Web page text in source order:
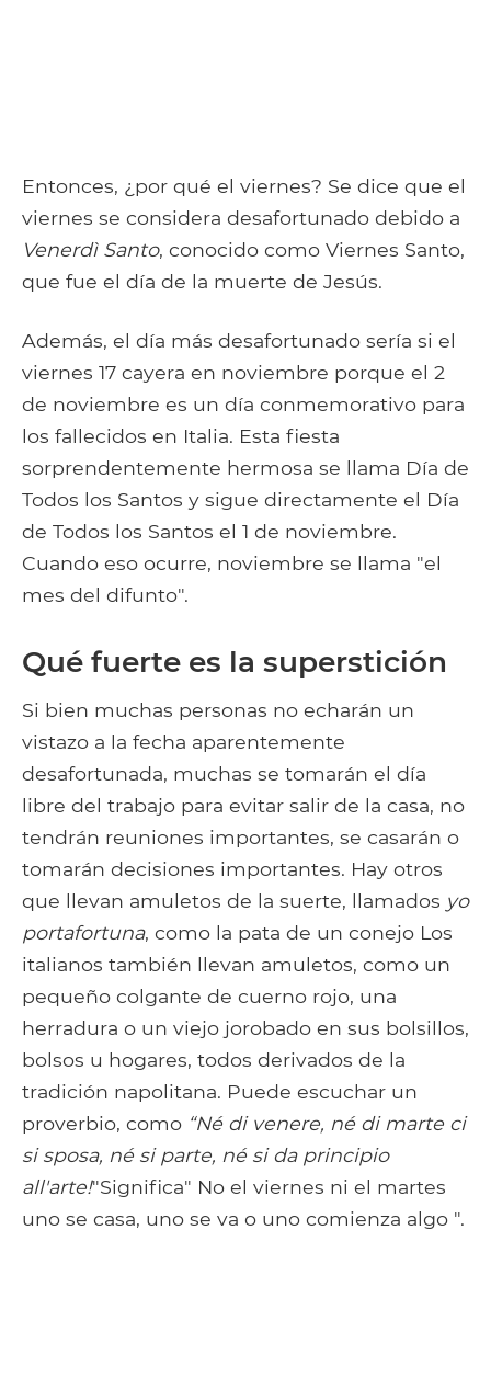
Entonces, ¿por qué el viernes? Se dice que el
viernes se considera desafortunado debido a
Venerdì Santo, conocido como Viernes Santo,
que fue el día de la muerte de Jesús.
Además, el día más desafortunado sería si el
viernes 17 cayera en noviembre porque el 2
de noviembre es un día conmemorativo para
los fallecidos en Italia. Esta fiesta
sorprendentemente hermosa se llama Día de
Todos los Santos y sigue directamente el Día
de Todos los Santos el 1 de noviembre.
Cuando eso ocurre, noviembre se llama "el
mes del difunto".
Qué fuerte es la superstición
Si bien muchas personas no echarán un
vistazo a la fecha aparentemente
desafortunada, muchas se tomarán el día
libre del trabajo para evitar salir de la casa, no
tendrán reuniones importantes, se casarán o
tomarán decisiones importantes. Hay otros
que llevan amuletos de la suerte, llamados yo
portafortuna, como la pata de un conejo Los
italianos también llevan amuletos, como un
pequeño colgante de cuerno rojo, una
herradura o un viejo jorobado en sus bolsillos,
bolsos u hogares, todos derivados de la
tradición napolitana. Puede escuchar un
proverbio, como “Né di venere, né di marte ci
si sposa, né si parte, né si da principio
all'arte!"Significa" No el viernes ni el martes
uno se casa, uno se va o uno comienza algo ".